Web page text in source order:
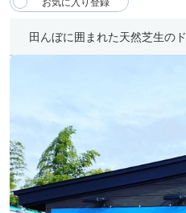
田んぼに囲まれた天然芝生の